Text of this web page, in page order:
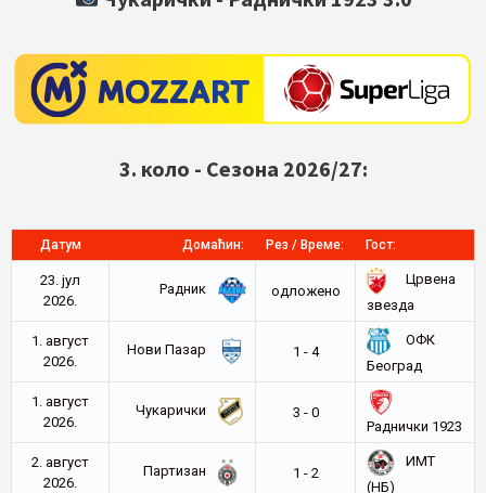
3. коло - Сезона 2026/27:
Датум Домаћин: Рез / Време: Гост:
23. јул
2026.
Радник oдложено
Црвена
звезда
1. август
2026.
Нови Пазар 1 - 4
ОФК
Београд
1. август
2026.
Чукарички
3 - 0
Раднички 1923
2. август
2026.
Партизан 1 - 2
ИМТ
(НБ)